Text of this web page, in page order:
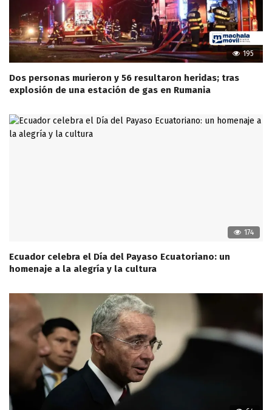
195
Dos personas murieron y 56 resultaron heridas; tras
explosión de una estación de gas en Rumania
174
Ecuador celebra el Día del Payaso Ecuatoriano: un
homenaje a la alegría y la cultura